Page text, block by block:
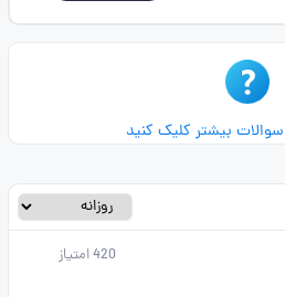
بیشتر کلیک کنید
420امتیاز